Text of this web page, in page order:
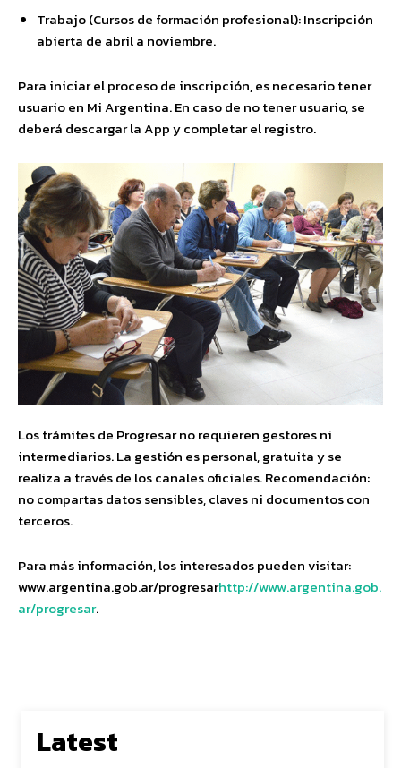
Trabajo (Cursos de formación profesional): Inscripción
abierta de abril a noviembre.
Para iniciar el proceso de inscripción, es necesario tener
usuario en Mi Argentina. En caso de no tener usuario, se
deberá descargar la App y completar el registro.
Los trámites de Progresar no requieren gestores ni
intermediarios. La gestión es personal, gratuita y se
realiza a través de los canales oficiales. Recomendación:
no compartas datos sensibles, claves ni documentos con
terceros.
Para más información, los interesados pueden visitar:
www.argentina.gob.ar/progresarhttp://www.argentina.gob.
ar/progresar.
Latest